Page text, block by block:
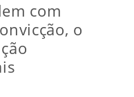
com
o